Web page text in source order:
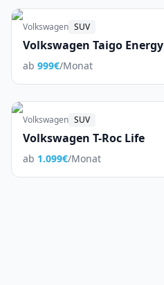
Volkswagen SUV
Volkswagen Taigo Energy
ab 999€/Monat
Volkswagen SUV
Volkswagen T-Roc Life
ab 1.099€/Monat